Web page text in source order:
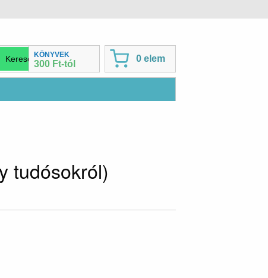
KÖNYVEK
300 Ft-tól
0 elem
tudósokról)